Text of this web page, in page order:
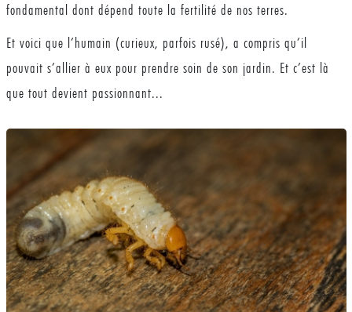
fondamental dont dépend toute la fertilité de nos terres.
Et voici que l’humain (curieux, parfois rusé), a compris qu’il
pouvait s’allier à eux pour prendre soin de son jardin. Et c’est là
que tout devient passionnant...